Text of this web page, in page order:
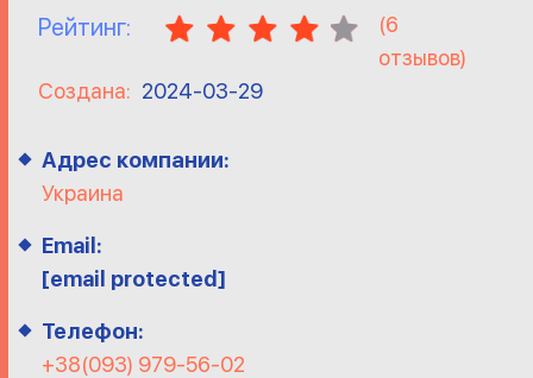
Рейтинг: (6
отзывов)
Создана: 2024-03-29
Адрес компании:
Украина
Email:
[email protected]
Телефон:
+38(093) 979-56-02